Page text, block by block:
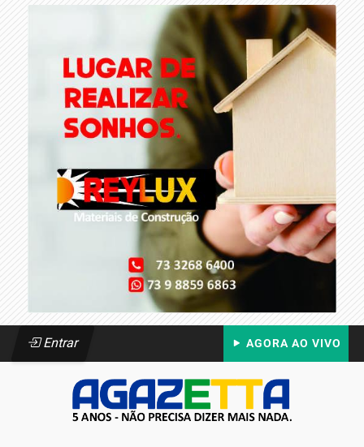
Entrar AGORA AO VIVO